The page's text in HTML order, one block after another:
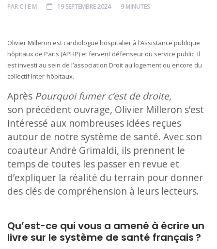
PAR C I E M 19 SEPTEMBRE 2024 9 MINUTES
Olivier Milleron est cardiologue hospitalier à l’Assistance publique
hôpitaux de Paris (APHP) et fervent défenseur du service public. Il
est investi au sein de l’association Droit au logement ou encore du
collectif Inter-hôpitaux.
Après Pourquoi fumer c’est de droite,
son précédent ouvrage, Olivier Milleron s’est
intéressé aux nombreuses idées reçues
autour de notre système de santé. Avec son
coauteur André Grimaldi, ils prennent le
temps de toutes les passer en revue et
d’expliquer la réalité du terrain pour donner
des clés de compréhension à leurs lecteurs.
Qu’est-ce qui vous a amené à écrire un
livre sur le système de santé français ?